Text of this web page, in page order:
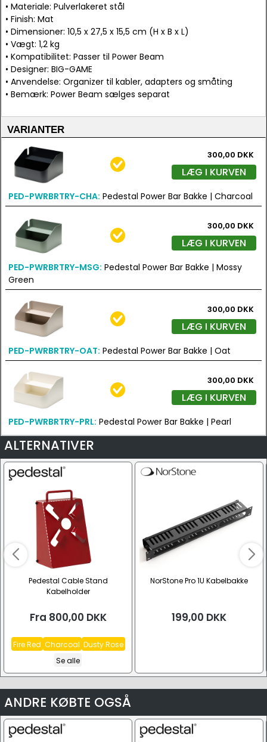
• Materiale: Pulverlakeret stål
• Finish: Mat
• Dimensioner: 10,5 x 27,5 x 15,5 cm (H x B x L)
• Vægt: 1,2 kg
• Kompatibilitet: Passer til Power Beam
• Designer: BIG-GAME
• Anvendelse: Organizer til kabler, adapters og småting
• Bemærk: Power Beam sælges separat
VARIANTER
300,00 DKK
LÆG I KURVEN
PED-PWRBRTRY-CHA: Pedestal Power Bar Bakke | Charcoal
300,00 DKK
LÆG I KURVEN
PED-PWRBRTRY-MSG: Pedestal Power Bar Bakke | Mossy
Green
300,00 DKK
LÆG I KURVEN
PED-PWRBRTRY-OAT: Pedestal Power Bar Bakke | Oat
300,00 DKK
LÆG I KURVEN
PED-PWRBRTRY-PRL: Pedestal Power Bar Bakke | Pearl
ALTERNATIVER
Pedestal Cable Stand
Kabelholder
Fra 800,00 DKK
Fire Red Charcoal Dusty Rose
Se alle
NorStone Pro 1U Kabelbakke
199,00 DKK
ANDRE KØBTE OGSÅ